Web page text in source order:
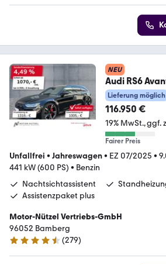
NEU
Audi RS6
+360°
Lieferung möglich
116.950 €
19% MwSt. ggf.
Fairer Preis
Unfallfrei • Jahreswagen• EZ 07/2025 •
441 kW (600 PS) • Benzin
Nachtsichtassistent
Assistenzpaket plus
Motor-Nützel Vertriebs-GmbH
96052 Bamberg
4.7 Sterne
(279)